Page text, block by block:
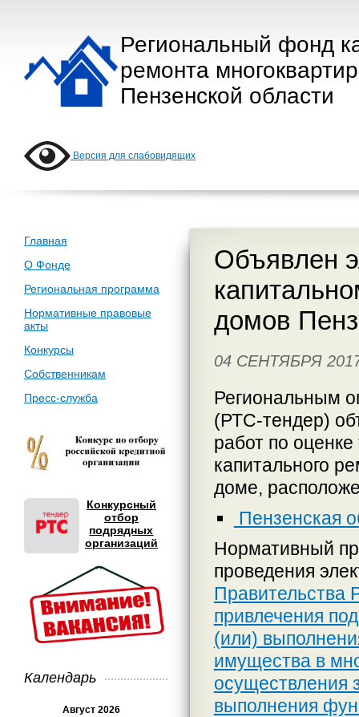
Региональный фонд
ремонта
Пензенской области
Версия для слабовидящих
Главная
О Фонде
Региональная программа
Нормативные правовые
акты
Конкурсы
Собственникам
Пресс-служба
Конкурсный
отбор
подрядных
организаций
Календарь
Август 2026
Объявлен
домов
04 СЕНТЯБРЯ
Региональным
(РТС-тендер)
работ по
капитального
доме,
Пензенская
Нормативный
проведения
Правительства
привлечения
(или)
имущества в
осуществления
выполнения